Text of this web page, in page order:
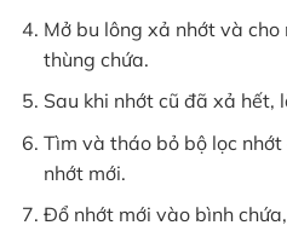
Mở bu lông xả nhớt và
thùng chứa.
Sau khi nhớt cũ đã xả hết,
Tìm và tháo bỏ bộ lọc
nhớt mới.
Đổ nhớt mới vào bình